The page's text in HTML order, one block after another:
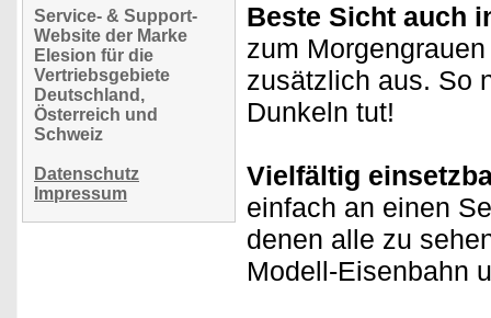
Service- & Support-
Website der Marke
Elesion für die
Vertriebsgebiete
Deutschland,
Österreich und
Schweiz
Datenschutz
Impressum
Beste Sicht auch
zum
zusätzlich aus. So
Dunkeln tut!
Vielfältig
einfach an einen
denen alle zu
Modell-Eisenbahn